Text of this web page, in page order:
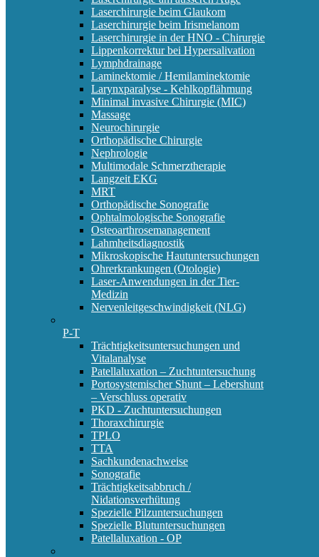
Laserchirurgie beim Glaukom
Laserchirurgie beim Irismelanom
Laserchirurgie in der HNO - Chirurgie
Lippenkorrektur bei Hypersalivation
Lymphdrainage
Laminektomie / Hemilaminektomie
Larynxparalyse - Kehlkopflähmung
Minimal invasive Chirurgie (MIC)
Massage
Neurochirurgie
Orthopädische Chirurgie
Nephrologie
Multimodale Schmerztherapie
Langzeit EKG
MRT
Orthopädische Sonografie
Ophtalmologische Sonografie
Osteoarthrosemanagement
Lahmheitsdiagnostik
Mikroskopische Hautuntersuchungen
Ohrerkrankungen (Otologie)
Laser-Anwendungen in der Tier-
Medizin
Nervenleitgeschwindigkeit (NLG)
P-T
Trächtigkeitsuntersuchungen und
Vitalanalyse
Patellaluxation – Zuchtuntersuchung
Portosystemischer Shunt – Lebershunt
– Verschluss operativ
PKD - Zuchtuntersuchungen
Thoraxchirurgie
TPLO
TTA
Sachkundenachweise
Sonografie
Trächtigkeitsabbruch /
Nidationsverhütung
Spezielle Pilzuntersuchungen
Spezielle Blutuntersuchungen
Patellaluxation - OP